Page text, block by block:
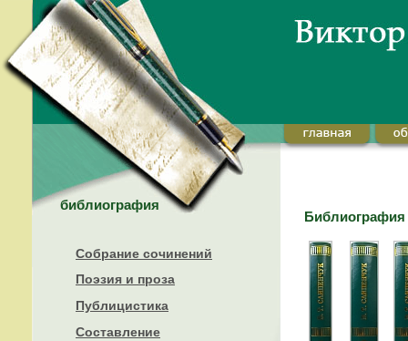
библиография
Собрание сочинений
Поэзия и проза
Публицистика
Составление
Библиография